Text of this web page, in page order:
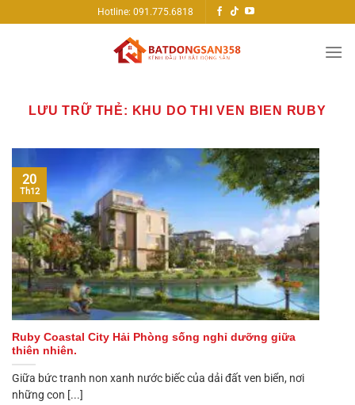
qua
Hotline: 091.775.6818
LƯU TRỮ THẺ: KHU DO THI VEN BIEN RUBY
Ruby Coastal City Hải Phòng sống nghỉ dưỡng giữa
thiên nhiên.
Giữa bức tranh non xanh nước biếc của dải đất ven biển, nơi
những con [...]
20
Th12